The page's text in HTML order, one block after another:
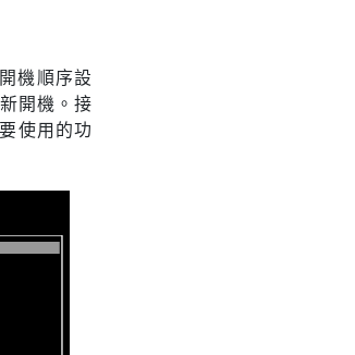
機順序設
開機。接
使用的功